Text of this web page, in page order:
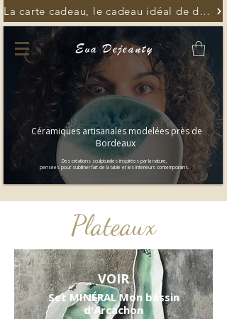
La carte cadeau, le cadeau idéal de dernière minute
Eva Dejeanty
Céramiques artisanales modelées près de
Bordeaux
Des créations sculpturales inspirées par la nature,
pensées pour sublimer l’art de la table et les intérieurs contemporains.
Plateaux
VOIR
Set MINÉRAL Mon bassin
d'Arcachon